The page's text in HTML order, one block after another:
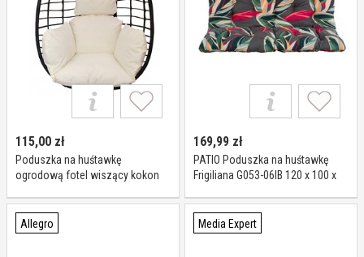
115,00 zł
Poduszka na huśtawkę
ogrodową fotel wiszący kokon
169,99 zł
PATIO Poduszka na huśtawkę
Frigiliana G053-06IB 120 x 100 x
Allegro Media Expert